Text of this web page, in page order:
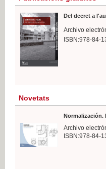
Del decret a
Archivo
ISBN:978-84-
Novetats
Normalización.
Archivo
ISBN:978-84-